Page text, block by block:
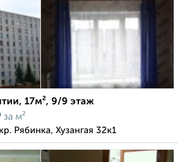
17м², 9/9 этаж
за м²
Рябинка, Хузангая 32к1